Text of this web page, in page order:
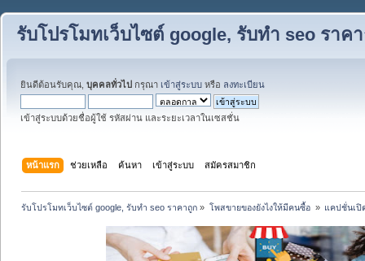
รับโปรโมทเว็บไซต์ google, รับทำ seo ราค
ยินดีต้อนรับคุณ, บุคคลทั่วไป กรุณา เข้าสู่ระบบ หรือ ลงทะเบียน
เข้าสู่ระบบด้วยชื่อผู้ใช้ รหัสผ่าน และระยะเวลาในเซสชั่น
หน้าแรก ช่วยเหลือ ค้นหา เข้าสู่ระบบ สมัครสมาชิก
รับโปรโมทเว็บไซต์ google, รับทำ seo ราคาถูก » โพสขายของยังไงให้มีคนซื้อ » แคปชั่นเปิ